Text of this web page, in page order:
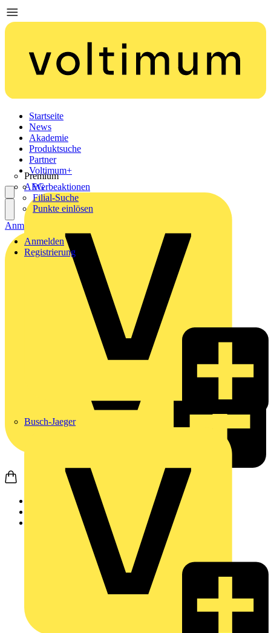
Startseite
News
Akademie
Produktsuche
Partner
Premium
AEG
Busch-Jaeger
Voltimum+
Werbeaktionen
Filial-Suche
Punkte einlösen
Anmelden
Registrierung
Anmelden